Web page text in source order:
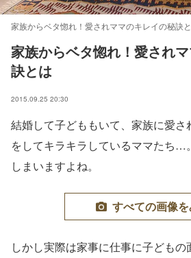
家族からベタ惚れ！愛されママのキレイの秘訣
家族からベタ惚れ！愛され
訣とは
2015.09.25 20:30
結婚して子どももいて、家族に愛
をしてキラキラしているママたち…
しまいますよね。
すべての画像
しかし実際は家事に仕事に子どもの